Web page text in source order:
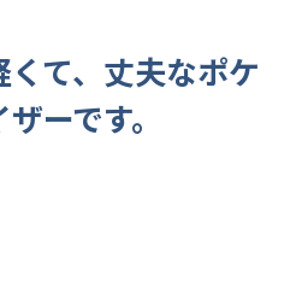
て、丈夫なポケ
ーです。